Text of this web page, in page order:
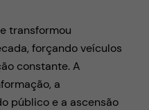
transformou
forçando veículos
constante. A
a
público e a ascensão